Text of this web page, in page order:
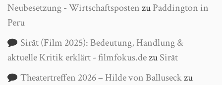
Neubesetzung - WirtschaftspostenzuPaddington in
Peru
Sirāt (Film 2025): Bedeutung, Handlung &
aktuelle Kritik erklärt - filmfokus.dezuSirāt
Theatertreffen 2026 – Hilde von Balluseckzu